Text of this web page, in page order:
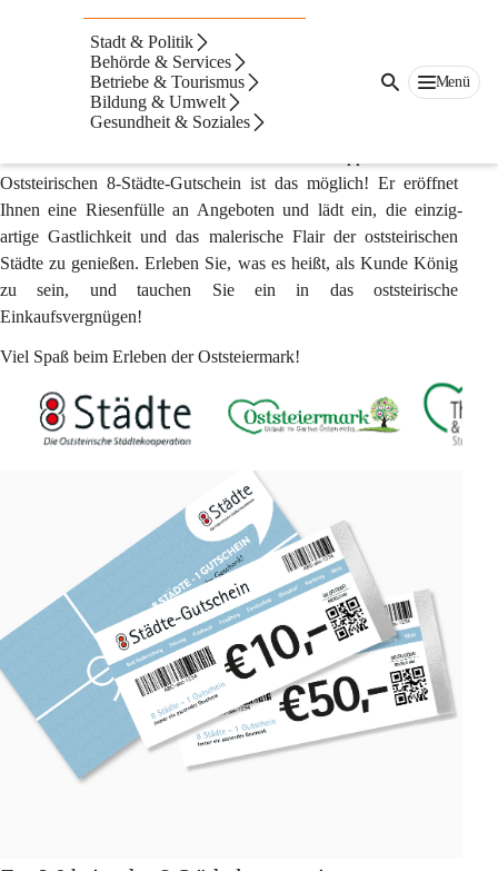
Stadt & Politik
Behörde & Services
Betriebe & Tourismus
Bildung & Umwelt
Gesundheit & Soziales
Menü
8-Städte-Kooperation
Wir sind 8 ost­steirische Städte, die zusammen­arbeiten, um Ihnen
mit dem Ost­steirischen 8-Städte-Gutschein ein groß­artiges
Einkaufs­erlebnis zu bieten.
Ost­steirischen 8-Städte-Gut­schein ist das möglich! Er eröffnet
Ihnen eine Riesen­fülle an Ange­boten und lädt ein, die einzig­
artige Gast­lichkeit und das male­rische Flair der ost­steirischen
Städte zu genießen. Erleben Sie, was es heißt, als Kunde König
zu sein, und tauchen Sie ein in das oststeirische
Einkaufsvergnügen!
Viel Spaß beim Erleben der Oststeiermark!